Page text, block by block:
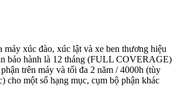
máy xúc đào, xúc lật và xe ben thương hiệu
bảo hành là 12 tháng (FULL COVERAGE)
trên máy và tối đa 2 năm / 4000h (tùy
cho một số hạng mục, cụm bộ phận khác